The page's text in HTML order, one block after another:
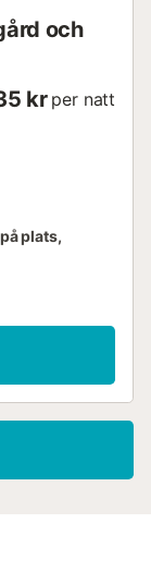
och
kr per natt
plats,